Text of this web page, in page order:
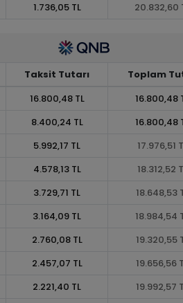
1.736,05 TL 20.832,60
Taksit Tutarı
Toplam
16.800,48 TL
16.800,48
8.400,24 TL
16.800,48
5.992,17 TL
17.976,51
4.578,13 TL
18.312,52
3.729,71 TL
18.648,53
3.164,09 TL
18.984,54
2.760,08 TL
19.320,55
2.457,07 TL
19.656,56
2.221,40 TL
19.992,57